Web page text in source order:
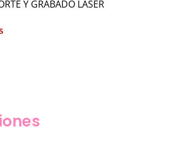
Y GRABADO LASER